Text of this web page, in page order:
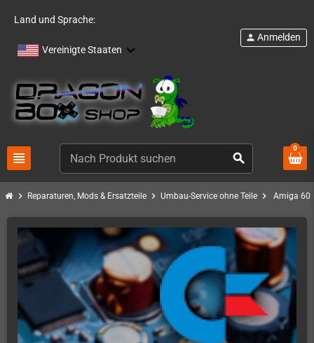
Land und Sprache:
Vereinigte Staaten
view_headline search
person Anmelden
0
chevron_right Reparaturen, Mods & Ersatzteile chevron_right Umbau-Service ohne Teile chevron_right Amiga